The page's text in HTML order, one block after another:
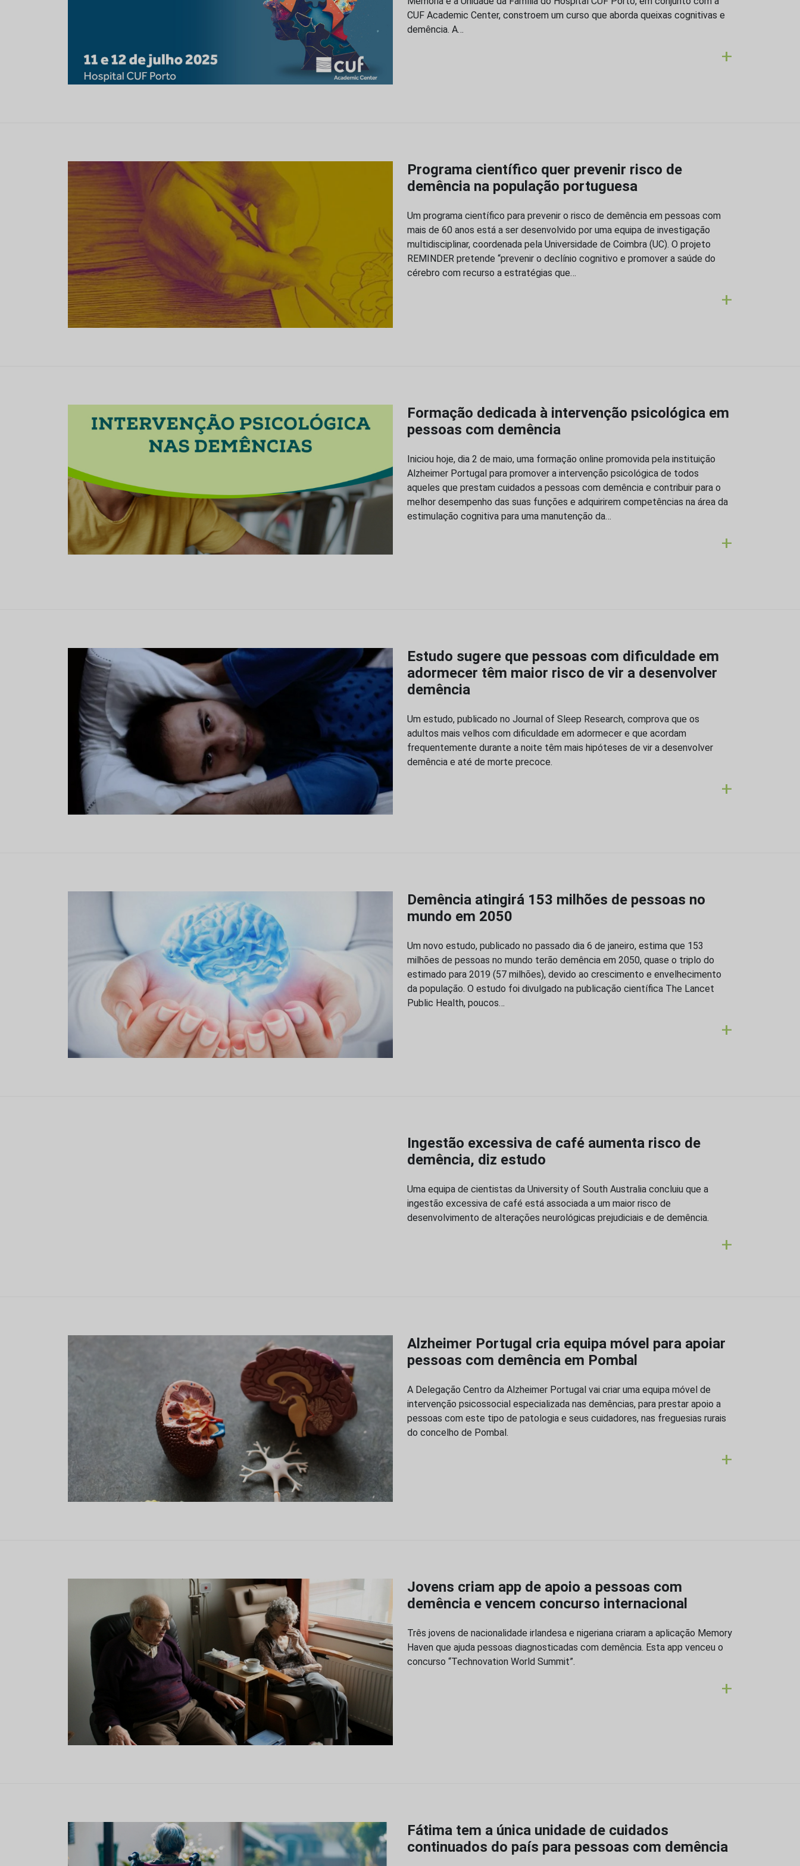
CUF Academic Center, constroem um curso que aborda queixas cognitivas e
demência. A…
+
Programa científico quer prevenir risco de
demência na população portuguesa
Um programa científico para prevenir o risco de demência em pessoas com
mais de 60 anos está a ser desenvolvido por uma equipa de investigação
multidisciplinar, coordenada pela Universidade de Coimbra (UC). O projeto
REMINDER pretende “prevenir o declínio cognitivo e promover a saúde do
cérebro com recurso a estratégias que…
+
Formação dedicada à intervenção psicológica em
pessoas com demência
Iniciou hoje, dia 2 de maio, uma formação online promovida pela instituição
Alzheimer Portugal para promover a intervenção psicológica de todos
aqueles que prestam cuidados a pessoas com demência e contribuir para o
melhor desempenho das suas funções e adquirirem competências na área da
estimulação cognitiva para uma manutenção da…
+
Estudo sugere que pessoas com dificuldade em
adormecer têm maior risco de vir a desenvolver
demência
Um estudo, publicado no Journal of Sleep Research, comprova que os
adultos mais velhos com dificuldade em adormecer e que acordam
frequentemente durante a noite têm mais hipóteses de vir a desenvolver
demência e até de morte precoce.
+
Demência atingirá 153 milhões de pessoas no
mundo em 2050
Um novo estudo, publicado no passado dia 6 de janeiro, estima que 153
milhões de pessoas no mundo terão demência em 2050, quase o triplo do
estimado para 2019 (57 milhões), devido ao crescimento e envelhecimento
da população. O estudo foi divulgado na publicação científica The Lancet
Public Health, poucos…
+
Ingestão excessiva de café aumenta risco de
demência, diz estudo
Uma equipa de cientistas da University of South Australia concluiu que a
ingestão excessiva de café está associada a um maior risco de
desenvolvimento de alterações neurológicas prejudiciais e de demência.
+
Alzheimer Portugal cria equipa móvel para apoiar
pessoas com demência em Pombal
A Delegação Centro da Alzheimer Portugal vai criar uma equipa móvel de
intervenção psicossocial especializada nas demências, para prestar apoio a
pessoas com este tipo de patologia e seus cuidadores, nas freguesias rurais
do concelho de Pombal.
+
Jovens criam app de apoio a pessoas com
demência e vencem concurso internacional
Três jovens de nacionalidade irlandesa e nigeriana criaram a aplicação Memory
Haven que ajuda pessoas diagnosticadas com demência. Esta app venceu o
concurso “Technovation World Summit”.
+
Fátima tem a única unidade de cuidados
continuados do país para pessoas com demência